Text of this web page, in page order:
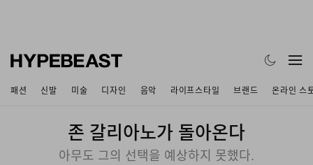
패션 신발 미술 디자인 음악 라이프스타일 브랜드 온라인 스
존 갈리아노가 돌아온다
아무도 그의 선택을 예상하지 못했다.